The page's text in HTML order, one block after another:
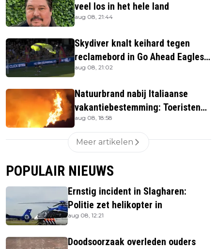
veel los in het hele land
aug 08, 21:44
Skydiver knalt keihard tegen
reclamebord in Go Ahead Eagles-
stadion
aug 08, 21:02
Natuurbrand nabij Italiaanse
vakantiebestemming: Toeristen
uit verblijven gehaald
aug 08, 18:58
Meer artikelen
POPULAIR NIEUWS
Ernstig incident in Slagharen:
Politie zet helikopter in
aug 08, 12:21
Doodsoorzaak overleden ouders